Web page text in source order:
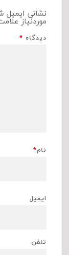
نشانی ایمیل
موردنیاز
دیدگاه *
نام*
ایمیل
تلفن